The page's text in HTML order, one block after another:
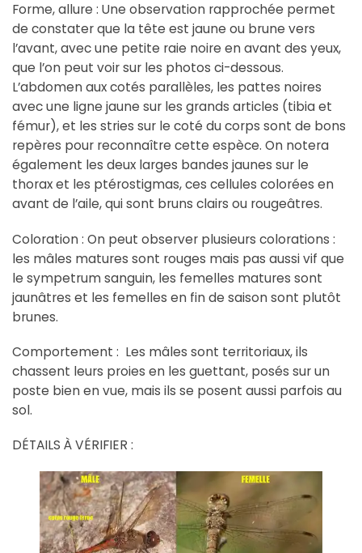
Forme, allure : Une observation rapprochée permet
de constater que la tête est jaune ou brune vers
l’avant, avec une petite raie noire en avant des yeux,
que l’on peut voir sur les photos ci-dessous.
L’abdomen aux cotés parallèles, les pattes noires
avec une ligne jaune sur les grands articles (tibia et
fémur), et les stries sur le coté du corps sont de bons
repères pour reconnaître cette espèce. On notera
également les deux larges bandes jaunes sur le
thorax et les ptérostigmas, ces cellules colorées en
avant de l’aile, qui sont bruns clairs ou rougeâtres.
Coloration : On peut observer plusieurs colorations :
les mâles matures sont rouges mais pas aussi vif que
le sympetrum sanguin, les femelles matures sont
jaunâtres et les femelles en fin de saison sont plutôt
brunes.
Comportement : Les mâles sont territoriaux, ils
chassent leurs proies en les guettant, posés sur un
poste bien en vue, mais ils se posent aussi parfois au
sol.
DÉTAILS À VÉRIFIER :